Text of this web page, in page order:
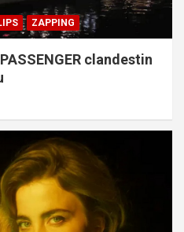
ZAPPING
clandestin